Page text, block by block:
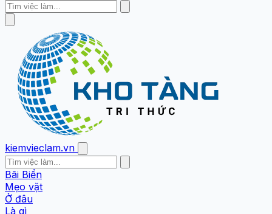
kiemvieclam.vn
Bãi Biển
Mẹo vặt
Ở đâu
Là gì